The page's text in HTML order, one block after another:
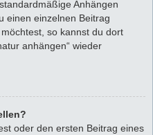
Anhängen
einen einzelnen Beitrag
so kannst du dort
anhängen“ wieder
oder den ersten Beitrag eines